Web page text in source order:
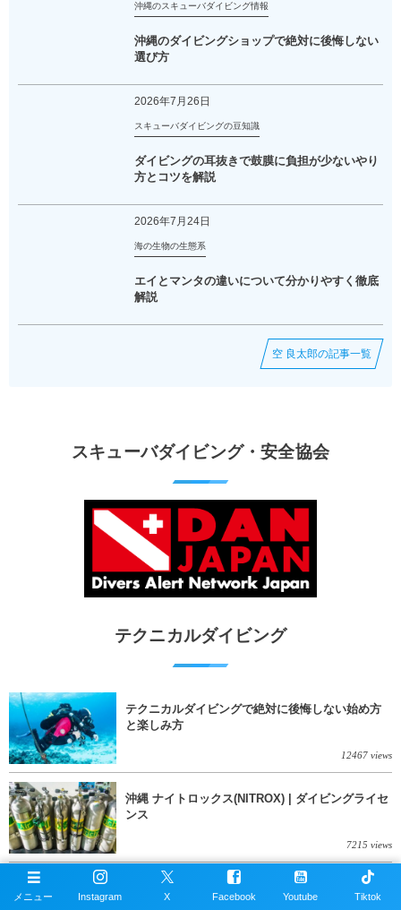
沖縄のスキューバダイビング情報
沖縄のダイビングショップで絶対に後悔しない
選び方
2026年7月26日
スキューバダイビングの豆知識
ダイビングの耳抜きで鼓膜に負担が少ないやり
方とコツを解説
2026年7月24日
海の生物の生態系
エイとマンタの違いについて分かりやすく徹底
解説
空 良太郎の記事一覧
スキューバダイビング・安全協会
テクニカルダイビング
テクニカルダイビングで絶対に後悔しない始め方
と楽しみ方
12467 views
沖縄 ナイトロックス(NITROX) | ダイビングライセ
ンス
7215 views
沖縄 イントロテック | テクニカルダイビングの入
門コース
メニュー Instagram X Facebook Youtube Tiktok